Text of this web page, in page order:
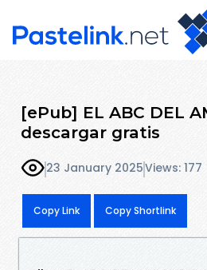
[ePub] EL ABC DEL
descargar gratis
23 January 2025Views: 177
Copy Link Copy Shortlink